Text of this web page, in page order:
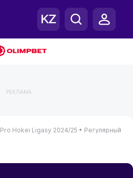
РЕКЛАМА
Pro Hokei Ligasy 2024/25 • Регулярный